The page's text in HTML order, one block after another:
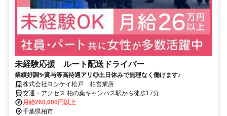
未経験応援 ルート配送ドライバー
業績好調✨賞与等高待遇アリ◎土日休みで無理なく働けます♪
株式会社ヨシケイ松戸 柏営業所
交通・アクセス 柏の葉キャンパス駅から徒歩17分
月給260,000円以上
千葉県柏市